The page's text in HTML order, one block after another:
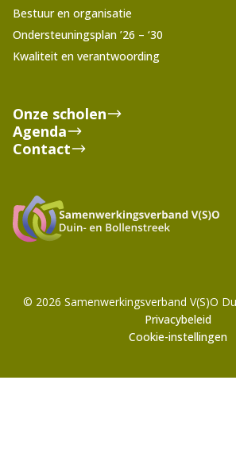
Bestuur en organisatie
Ondersteuningsplan ’26 – ‘30
Kwaliteit en verantwoording
Onze scholen
Agenda
Contact
© 2026 Samenwerkingsverband V(S)O
Privacybeleid
Cookie-instellingen